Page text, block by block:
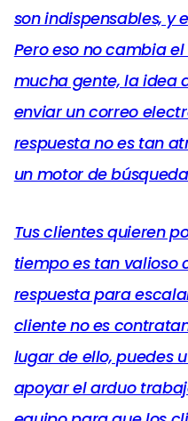
son indispensables, y
Pero eso no cambia
mucha gente, la idea
enviar un correo
respuesta no es tan
un motor de
Tus clientes quieren
tiempo es tan valioso
respuesta para
cliente no es
lugar de ello, puedes
apoyar el arduo